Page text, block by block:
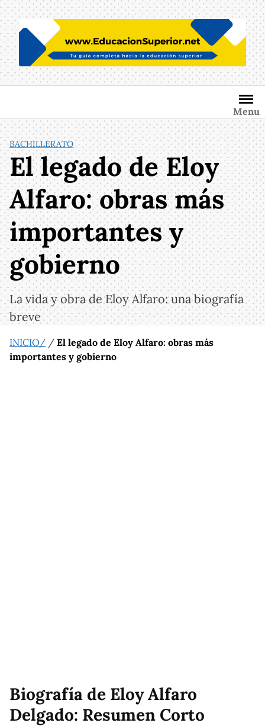
Saltar
al
contenido
Menu
BACHILLERATO
El legado de Eloy
Alfaro: obras más
importantes y
gobierno
La vida y obra de Eloy Alfaro: una biografía
breve
INICIO/ / El legado de Eloy Alfaro: obras más
importantes y gobierno
Biografía de Eloy Alfaro
Delgado: Resumen Corto